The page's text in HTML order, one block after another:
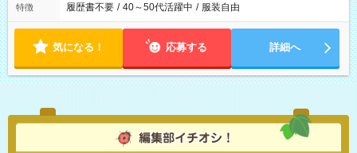
特徴 履歴書不要 / 40～50代活躍中 / 服装自由
気になる！ 応募する 詳細へ